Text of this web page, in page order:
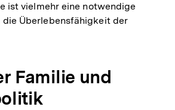
ist vielmehr eine notwendige
die Überlebensfähigkeit der
Familie und